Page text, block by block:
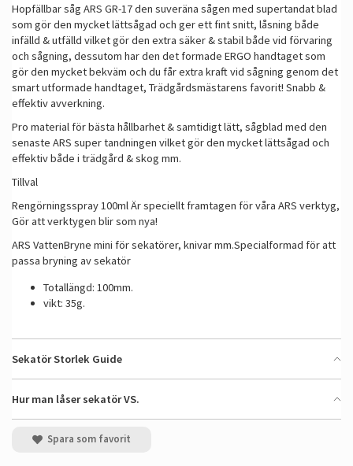
Sekatör Storlek Guide
Hur man låser sekatör VS.
Hopfällbar såg ARS GR-17 den suveräna sågen med supertandat blad
som gör den mycket lättsågad och ger ett fint snitt, låsning både
infälld & utfälld vilket gör den extra säker & stabil både vid förvaring
och sågning, dessutom har den det formade ERGO handtaget som
gör den mycket bekväm och du får extra kraft vid sågning genom det
smart utformade handtaget, Trädgårdsmästarens favorit! Snabb &
effektiv avverkning.
Pro material för bästa hållbarhet & samtidigt lätt, sågblad med den
senaste ARS super tandningen vilket gör den mycket lättsågad och
effektiv både i trädgård & skog mm.
Tillval
Rengörningsspray 100ml Är speciellt framtagen för våra ARS verktyg,
Gör att verktygen blir som nya!
ARS VattenBryne mini för sekatörer, knivar mm.Specialformad för att
passa bryning av sekatör
Totallängd: 100mm.
vikt: 35g.
Spara som favorit